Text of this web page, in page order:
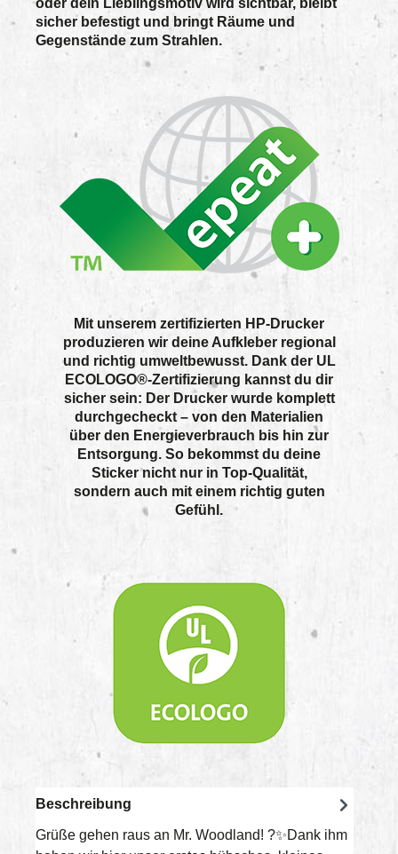
sicher befestigt und bringt Räume und
Gegenstände zum Strahlen.
Mit unserem zertifizierten HP-Drucker
produzieren wir deine Aufkleber regional
und richtig umweltbewusst. Dank der UL
ECOLOGO®-Zertifizierung kannst du dir
sicher sein: Der Drucker wurde komplett
durchgecheckt – von den Materialien
über den Energieverbrauch bis hin zur
Entsorgung. So bekommst du deine
Sticker nicht nur in Top-Qualität,
sondern auch mit einem richtig guten
Gefühl.
Beschreibung
Grüße gehen raus an Mr. Woodland! ?✨Dank ihm